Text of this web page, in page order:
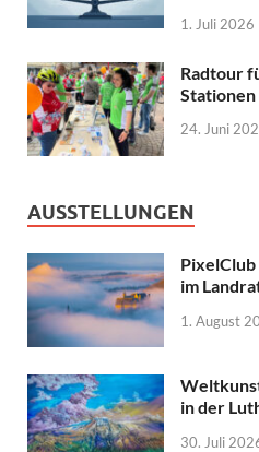
1. Juli 2026
Radtour
24. Juni
AUSSTELLUNGEN
im
1. August
in der
30. Juli